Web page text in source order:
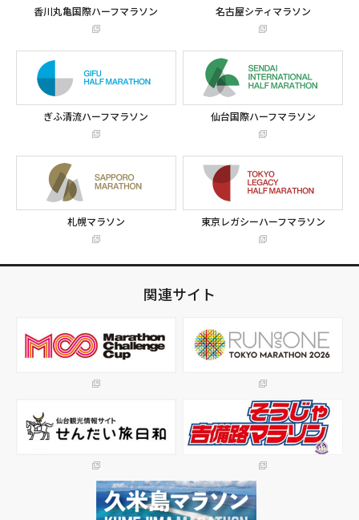
香川丸亀国際ハーフマラソン 名古屋シティマラソン
ぎふ清流ハーフマラソン 仙台国際ハーフマラソン
札幌マラソン 東京レガシーハーフマラソン
関連サイト